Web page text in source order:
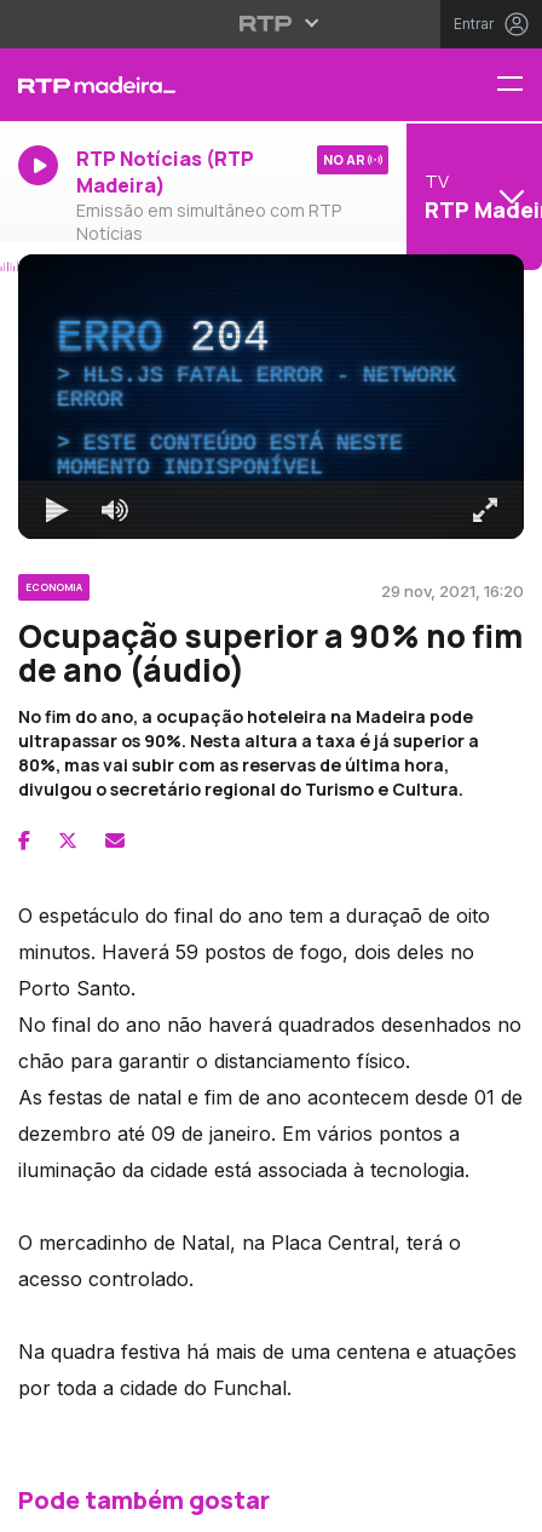
Entrar
RTP Notícias (RTP
Madeira)
Emissão em simultâneo com RTP
Notícias
NO AR
TV
RTP
ERRO204
HLS.JS FATAL ERROR - NETWORK
ERROR
ESTE CONTEÚDO ESTÁ NESTE
MOMENTO INDISPONÍVEL
ECONOMIA 29 nov, 2021, 16:20
Ocupação superior a 90% no fim
de ano (áudio)
No fim do ano, a ocupação hoteleira na Madeira pode
ultrapassar os 90%. Nesta altura a taxa é já superior a
80%, mas vai subir com as reservas de última hora,
divulgou o secretário regional do Turismo e Cultura.
O espetáculo do final do ano tem a duraçaõ de oito
minutos. Haverá 59 postos de fogo, dois deles no
Porto Santo.
No final do ano não haverá quadrados desenhados no
chão para garantir o distanciamento físico.
As festas de natal e fim de ano acontecem desde 01 de
dezembro até 09 de janeiro. Em vários pontos a
iluminação da cidade está associada à tecnologia.
O mercadinho de Natal, na Placa Central, terá o
acesso controlado.
Na quadra festiva há mais de uma centena e atuações
por toda a cidade do Funchal.
Pode também gostar